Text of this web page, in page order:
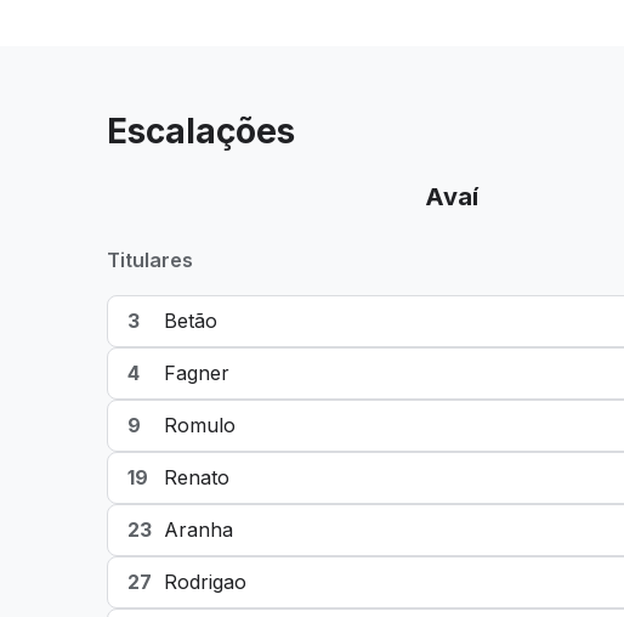
Escalações
Avaí
Titulares
3 Betão
4 Fagner
9 Romulo
19 Renato
23 Aranha
27 Rodrigao